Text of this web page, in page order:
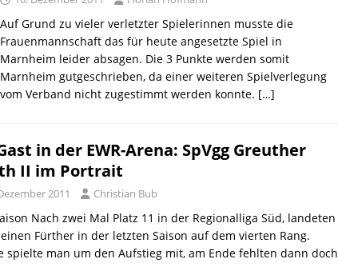
Auf Grund zu vieler verletzter Spielerinnen musste die
Frauenmannschaft das für heute angesetzte Spiel in
Marnheim leider absagen. Die 3 Punkte werden somit
Marnheim gutgeschrieben, da einer weiteren Spielverlegung
vom Verband nicht zugestimmt werden konnte. […]
in der EWR-Arena: SpVgg Greuther
II im Portrait
2011 Christian Bub
Nach zwei Mal Platz 11 in der Regionalliga Süd, landeten
Fürther in der letzten Saison auf dem vierten Rang.
spielte man um den Aufstieg mit, am Ende fehlten dann doch